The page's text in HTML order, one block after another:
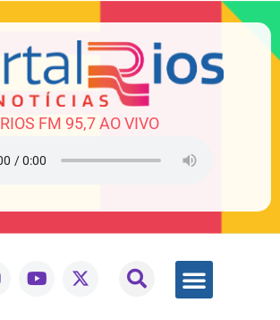
RIOS FM 95,7 AO VIVO